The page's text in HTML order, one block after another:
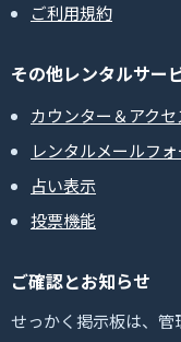
ご利用規約
その他レンタルサー
カウンター＆アク
レンタルメールフ
占い表示
投票機能
ご確認とお知らせ
せっかく掲示板は、管